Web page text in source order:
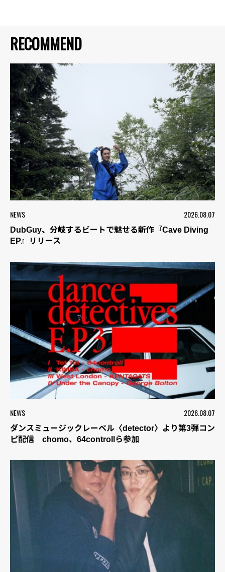
RECOMMEND
NEWS 2026.08.07
DubGuy、分岐するビートで魅せる新作『Cave Diving
EP』リリース
NEWS 2026.08.07
ダンスミュージックレーベル〈detector〉より第3弾コン
ピ配信 chomo、64controllら参加